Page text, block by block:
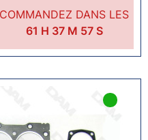
COMMANDEZ DANS LES
61 H 37M 55 S